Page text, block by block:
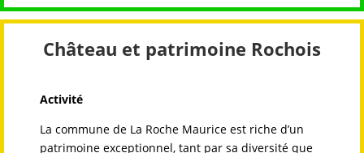
Château et patrimoine Rochois
Activité
La commune de La Roche Maurice est riche d’un
patrimoine exceptionnel, tant par sa diversité que